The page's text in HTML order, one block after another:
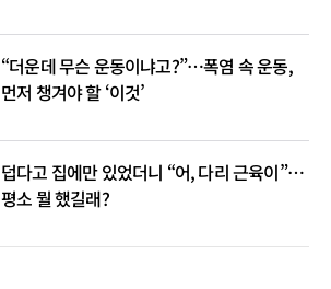
“더운데 무슨 운동이냐고?”…폭염 속 운동,
먼저 챙겨야 할 ‘이것’
덥다고 집에만 있었더니 “어, 다리 근육이”…
평소 뭘 했길래?